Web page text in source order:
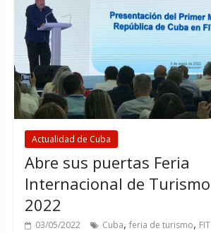
Actualidad de Cuba
Abre sus puertas Feria
Internacional de
2022
03/05/2022 Cuba, feria de turismo,